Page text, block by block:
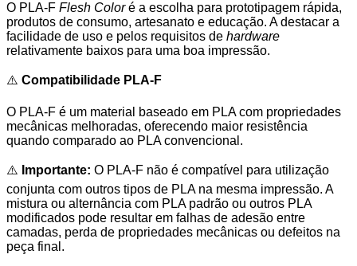
O PLA-F Flesh Coloré a escolha para prototipagem rápida,
produtos de consumo, artesanato e educação. A destacar a
facilidade de uso e pelos requisitos de hardware
relativamente baixos para uma boa impressão.
⚠️ Compatibilidade PLA-F
O PLA-F é um material baseado em PLA com propriedades
mecânicas melhoradas, oferecendo maior resistência
quando comparado ao PLA convencional.
⚠️ Importante: O PLA-F não é compatível para utilização
conjunta com outros tipos de PLA na mesma impressão. A
mistura ou alternância com PLA padrão ou outros PLA
modificados pode resultar em falhas de adesão entre
camadas, perda de propriedades mecânicas ou defeitos na
peça final.